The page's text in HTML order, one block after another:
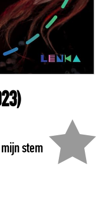
mijn stem